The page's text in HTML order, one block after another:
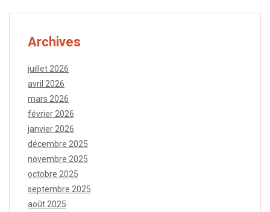
Archives
juillet 2026
avril 2026
mars 2026
février 2026
janvier 2026
décembre 2025
novembre 2025
octobre 2025
septembre 2025
août 2025